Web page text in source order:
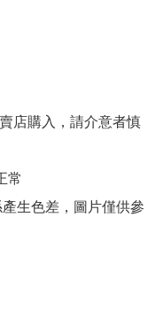
店購入，請介意者慎
常
生色差，圖片僅供參